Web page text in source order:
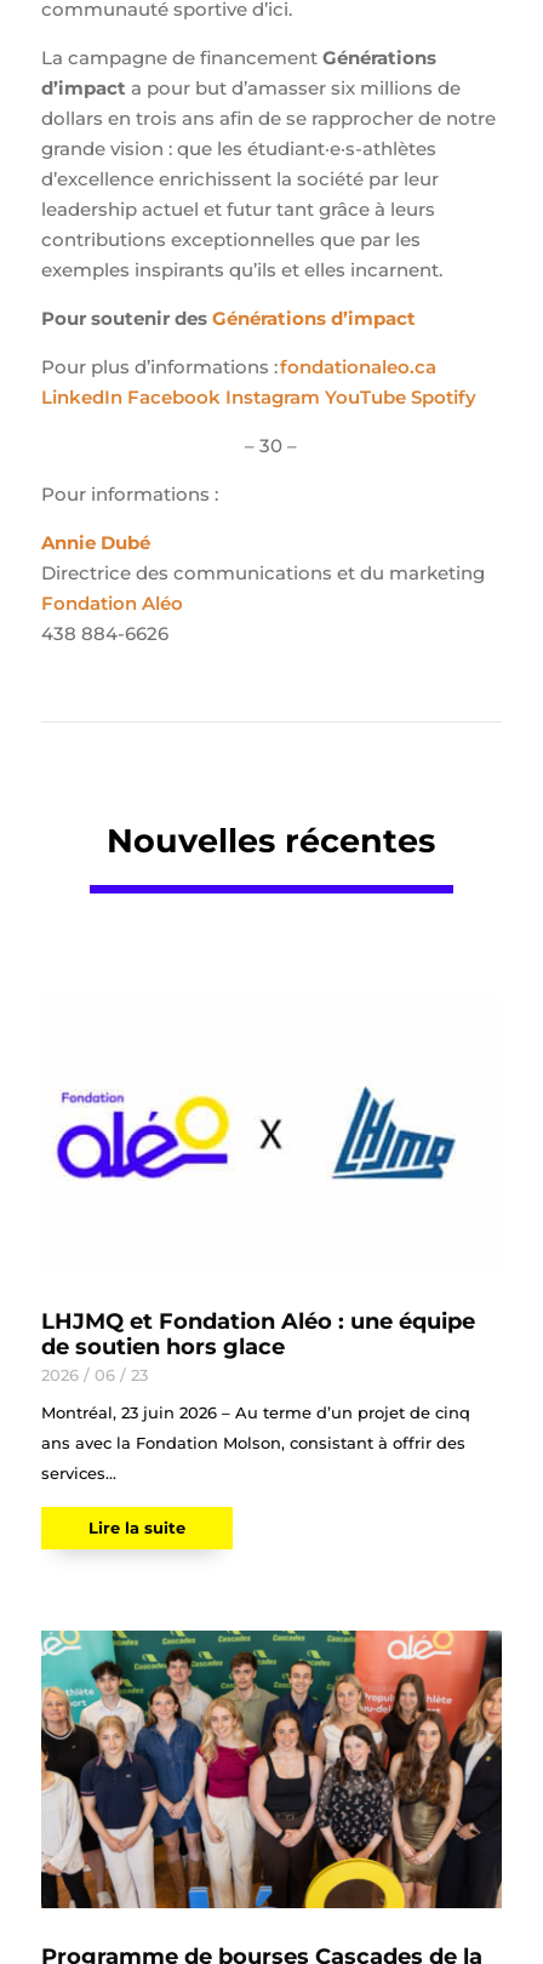
communauté sportive d’ici.
La campagne de financement Générations
d’impact a pour but d’amasser six millions de
dollars en trois ans afin de se rapprocher de notre
grande vision : que les étudiant·e·s-athlètes
d’excellence enrichissent la société par leur
leadership actuel et futur tant grâce à leurs
contributions exceptionnelles que par les
exemples inspirants qu’ils et elles incarnent.
Pour soutenir des Générations d’impact
Pour plus d’informations :fondationaleo.ca
LinkedIn Facebook Instagram YouTube Spotify
– 30 –
Pour informations :
Annie Dubé
Directrice des communications et du marketing
Fondation Aléo
438 884-6626
Nouvelles récentes
LHJMQ et Fondation Aléo : une équipe
de soutien hors glace
2026 / 06 / 23
Montréal, 23 juin 2026 – Au terme d’un projet de cinq
ans avec la Fondation Molson, consistant à offrir des
services...
Lire la suite
Programme de bourses Cascades de la